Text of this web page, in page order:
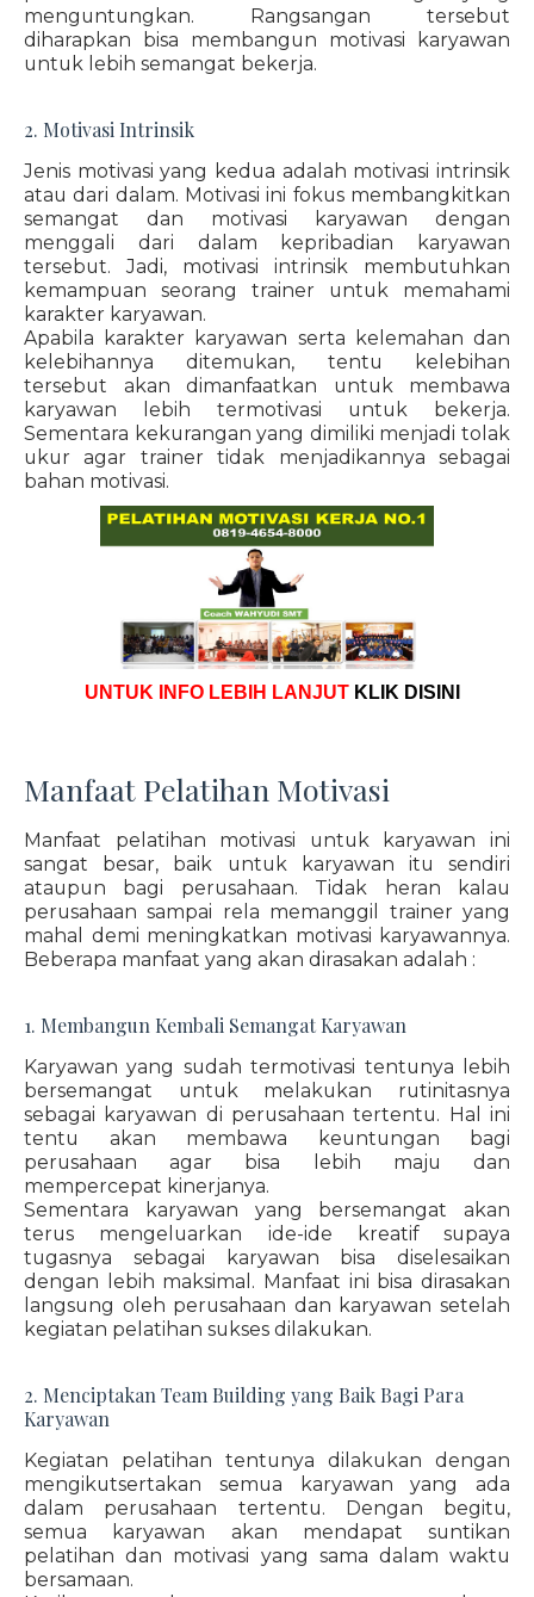
menguntungkan. Rangsangan tersebut
diharapkan bisa membangun motivasi karyawan
untuk lebih semangat bekerja.
2. Motivasi Intrinsik
Jenis motivasi yang kedua adalah motivasi intrinsik
atau dari dalam. Motivasi ini fokus membangkitkan
semangat dan motivasi karyawan dengan
menggali dari dalam kepribadian karyawan
tersebut. Jadi, motivasi intrinsik membutuhkan
kemampuan seorang trainer untuk memahami
karakter karyawan.
Apabila karakter karyawan serta kelemahan dan
kelebihannya ditemukan, tentu kelebihan
tersebut akan dimanfaatkan untuk membawa
karyawan lebih termotivasi untuk bekerja.
Sementara kekurangan yang dimiliki menjadi tolak
ukur agar trainer tidak menjadikannya sebagai
bahan motivasi.
UNTUK INFO LEBIH LANJUT KLIK DISINI
Manfaat Pelatihan Motivasi
Manfaat pelatihan motivasi untuk karyawan ini
sangat besar, baik untuk karyawan itu sendiri
ataupun bagi perusahaan. Tidak heran kalau
perusahaan sampai rela memanggil trainer yang
mahal demi meningkatkan motivasi karyawannya.
Beberapa manfaat yang akan dirasakan adalah :
1. Membangun Kembali Semangat Karyawan
Karyawan yang sudah termotivasi tentunya lebih
bersemangat untuk melakukan rutinitasnya
sebagai karyawan di perusahaan tertentu. Hal ini
tentu akan membawa keuntungan bagi
perusahaan agar bisa lebih maju dan
mempercepat kinerjanya.
Sementara karyawan yang bersemangat akan
terus mengeluarkan ide-ide kreatif supaya
tugasnya sebagai karyawan bisa diselesaikan
dengan lebih maksimal. Manfaat ini bisa dirasakan
langsung oleh perusahaan dan karyawan setelah
kegiatan pelatihan sukses dilakukan.
2. Menciptakan Team Building yang Baik Bagi Para
Karyawan
Kegiatan pelatihan tentunya dilakukan dengan
mengikutsertakan semua karyawan yang ada
dalam perusahaan tertentu. Dengan begitu,
semua karyawan akan mendapat suntikan
pelatihan dan motivasi yang sama dalam waktu
bersamaan.